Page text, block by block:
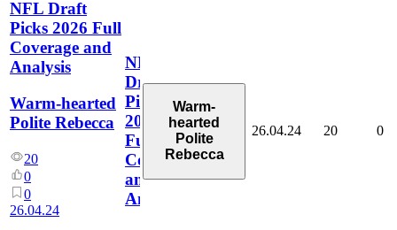
NFL Draft
Picks 2026 Full
Coverage and
Analysis
Warm-hearted
Polite Rebecca
20
0
0
26.04.24
NFL
Draft
Picks
2026
Full
Coverage
and
Analysis
Warm-
hearted
Polite
Rebecca
26.04.24 20 0